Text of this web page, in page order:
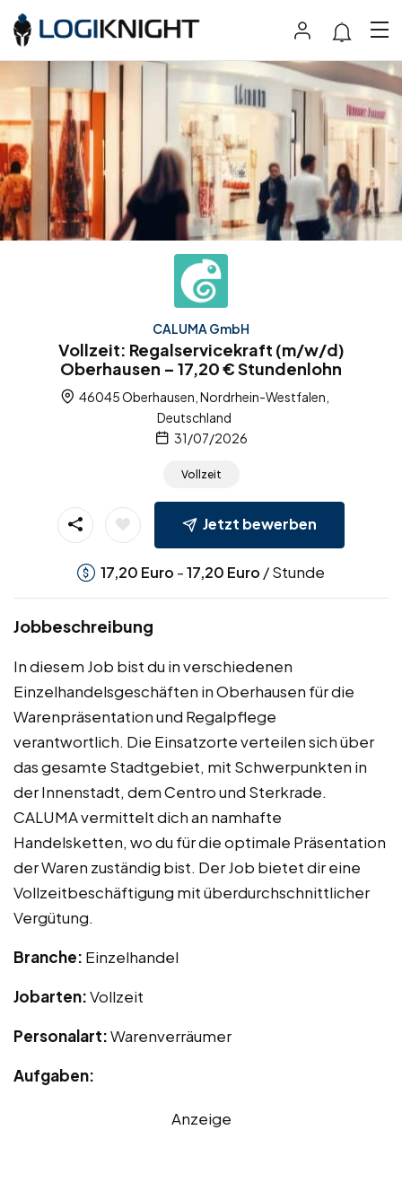
CALUMA GmbH
Vollzeit: Regalservicekraft (m/w/d)
Oberhausen – 17,20 € Stundenlohn
46045 Oberhausen, Nordrhein-Westfalen,
Deutschland
31/07/2026
Vollzeit
Jetzt bewerben
17,20 Euro -17,20 Euro / Stunde
Jobbeschreibung
In diesem Job bist du in verschiedenen
Einzelhandelsgeschäften in Oberhausen für die
Warenpräsentation und Regalpflege
verantwortlich. Die Einsatzorte verteilen sich über
das gesamte Stadtgebiet, mit Schwerpunkten in
der Innenstadt, dem Centro und Sterkrade.
CALUMA vermittelt dich an namhafte
Handelsketten, wo du für die optimale Präsentation
der Waren zuständig bist. Der Job bietet dir eine
Vollzeitbeschäftigung mit überdurchschnittlicher
Vergütung.
Branche: Einzelhandel
Jobarten:Vollzeit
Personalart:Warenverräumer
Aufgaben:
Anzeige